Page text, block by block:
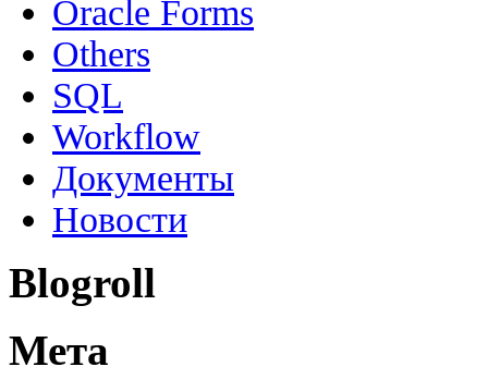
Oracle Forms
Others
SQL
Workflow
Документы
Новости
Blogroll
Мета